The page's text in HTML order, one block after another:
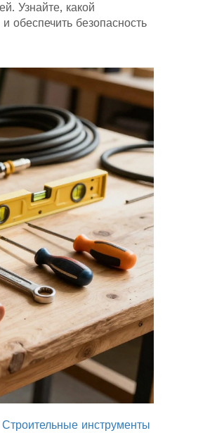
Узнайте, какой
обеспечить безопасность
Строительные инструменты